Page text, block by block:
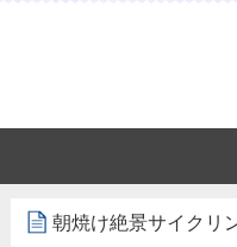
朝焼け絶景サイクリ